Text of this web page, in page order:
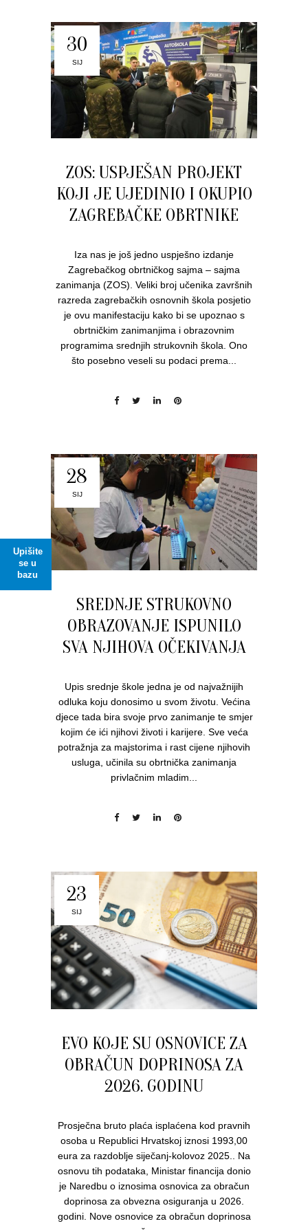
Upišite
se u
bazu
30
SIJ
ZOS: USPJEŠAN PROJEKT
KOJI JE UJEDINIO I OKUPIO
ZAGREBAČKE OBRTNIKE
Iza nas je još jedno uspješno izdanje
Zagrebačkog obrtničkog sajma – sajma
zanimanja (ZOS). Veliki broj učenika završnih
razreda zagrebačkih osnovnih škola posjetio
je ovu manifestaciju kako bi se upoznao s
obrtničkim zanimanjima i obrazovnim
programima srednjih strukovnih škola. Ono
što posebno veseli su podaci prema...
28
SIJ
SREDNJE STRUKOVNO
OBRAZOVANJE ISPUNILO
SVA NJIHOVA OČEKIVANJA
Upis srednje škole jedna je od najvažnijih
odluka koju donosimo u svom životu. Većina
djece tada bira svoje prvo zanimanje te smjer
kojim će ići njihovi životi i karijere. Sve veća
potražnja za majstorima i rast cijene njihovih
usluga, učinila su obrtnička zanimanja
privlačnim mladim...
23
SIJ
EVO KOJE SU OSNOVICE ZA
OBRAČUN DOPRINOSA ZA
2026. GODINU
Prosječna bruto plaća isplaćena kod pravnih
osoba u Republici Hrvatskoj iznosi 1993,00
eura za razdoblje siječanj-kolovoz 2025.. Na
osnovu tih podataka, Ministar financija donio
je Naredbu o iznosima osnovica za obračun
doprinosa za obvezna osiguranja u 2026.
godini. Nove osnovice za obračun doprinosa